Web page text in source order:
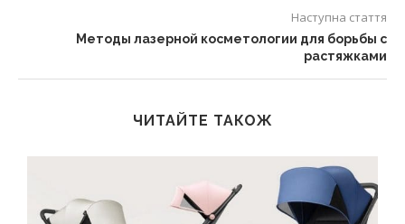
Наступна стаття
Методы лазерной косметологии для борьбы с
растяжками
ЧИТАЙТЕ ТАКОЖ